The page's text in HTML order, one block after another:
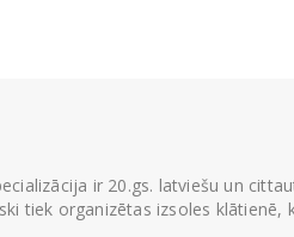
ir 20.gs. latviešu un
tiek organizētas izsoles klātienē,